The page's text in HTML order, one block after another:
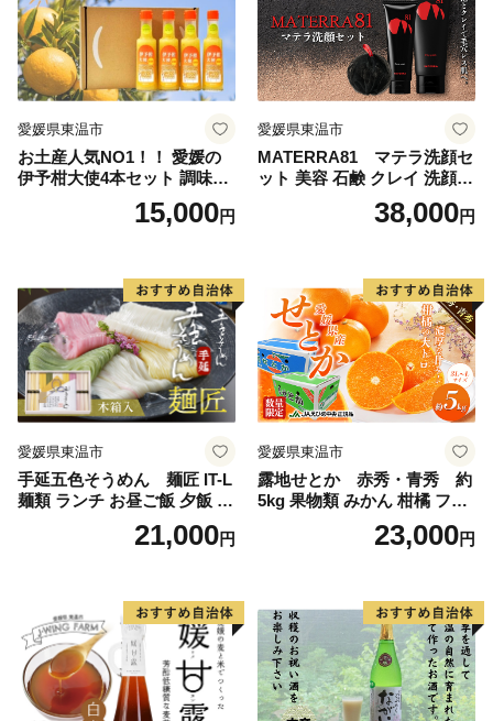
愛媛県東温市
お土産人気NO1！！ 愛媛の
伊予柑大使4本セット 調味料
ドレッシング サラダ いよか
ん 愛媛産 カルパッチョ
15,000円
愛媛県東温市
MATERRA81 マテラ洗顔セ
ット 美容 石鹸 クレイ 洗顔フ
ォーム マテラ 泡立てネット
38,000円
愛媛県東温市
手延五色そうめん 麺匠 IT-L
麺類 ランチ お昼ご飯 夕飯 晩
御飯 手延べそうめん そうめ
ん詰合せ 華やか 贈り物
21,000円
愛媛県東温市
露地せとか 赤秀・青秀 約
5kg 果物類 みかん 柑橘 フル
ーツ 食後 デザート ジューシ
ー 甘い コク 香り 国産 愛媛
23,000円